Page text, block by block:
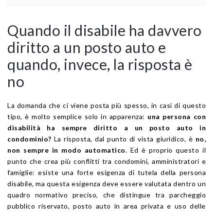
Quando il disabile ha davvero
diritto a un posto auto e
quando, invece, la risposta è
no
La domanda che ci viene posta più spesso, in casi di questo
tipo, è molto semplice solo in apparenza: una persona con
disabilità ha sempre diritto a un posto auto in
condominio? La risposta, dal punto di vista giuridico, è no,
non sempre in modo automatico. Ed è proprio questo il
punto che crea più conflitti tra condomini, amministratori e
famiglie: esiste una forte esigenza di tutela della persona
disabile, ma questa esigenza deve essere valutata dentro un
quadro normativo preciso, che distingue tra parcheggio
pubblico riservato, posto auto in area privata e uso delle